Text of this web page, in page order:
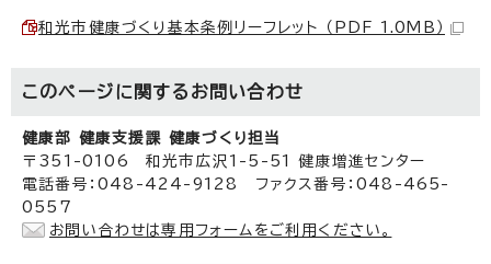
和光市健康づくり基本条例リーフレット （PDF 1.0MB）
このページに関する お問い合わせ
健康部 健康支援課 健康づくり担当
〒351-0106 和光市広沢1-5-51 健康増進センター
電話番号：048-424-9128 ファクス番号：048-465-
0557
お問い合わせは専用フォームをご利用ください。